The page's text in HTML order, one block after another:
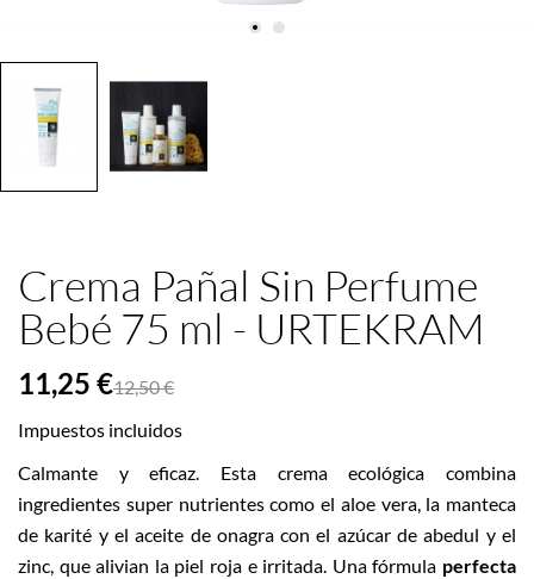
Crema Pañal Sin Perfume
Bebé 75 ml - URTEKRAM
11,25 €12,50 €
Impuestos incluidos
Calmante y eficaz. Esta crema ecológica combina
ingredientes super nutrientes como el aloe vera, la manteca
de karité y el aceite de onagra con el azúcar de abedul y el
zinc, que alivian la piel roja e irritada. Una fórmula perfecta